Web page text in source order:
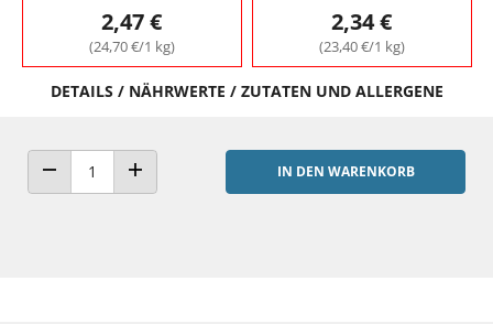
2,47 €
(24,70 €/1 kg)
2,34 €
(23,40 €/1 kg)
DETAILS / NÄHRWERTE / ZUTATEN UND ALLERGENE
ANZAHL VERRINGERNANZAHL ERHÖHEN
IN DEN WARENKORB